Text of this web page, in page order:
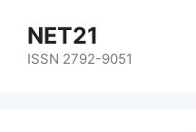
NET21
ISSN 2792-9051